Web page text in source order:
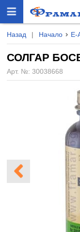
Назад | Начало Е-
СОЛГАР
Арт. №: 30038668